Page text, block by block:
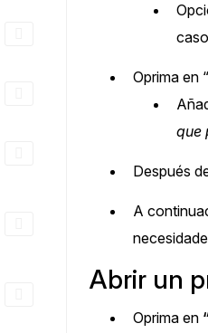
Oprima en “
que
Después
A
Abrir un
Oprima en